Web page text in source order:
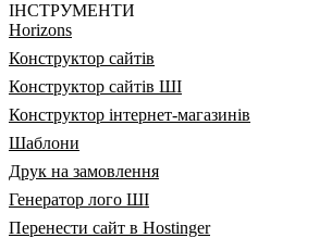
ІНСТРУМЕНТИ
Horizons
Конструктор сайтів
Конструктор сайтів ШІ
Конструктор інтернет-магазинів
Шаблони
Друк на замовлення
Генератор лого ШІ
Перенести сайт в Hostinger